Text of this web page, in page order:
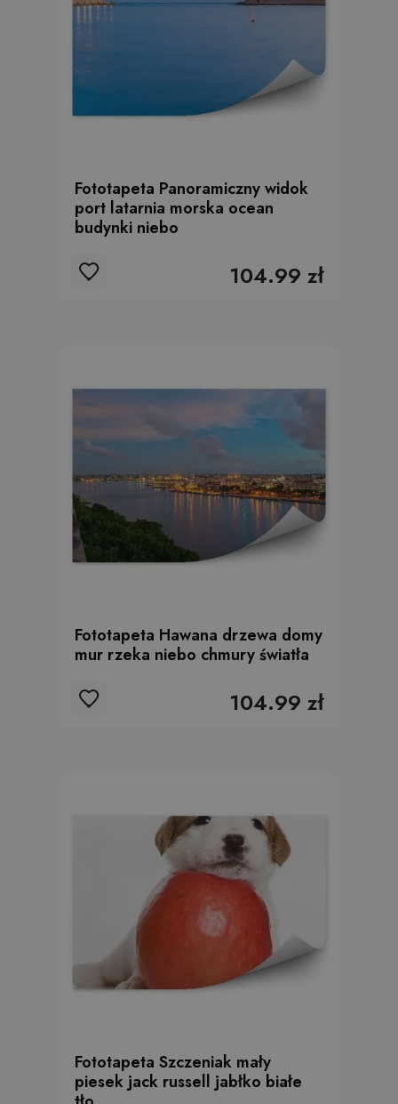
Fototapeta Panoramiczny widok
port latarnia morska ocean
budynki niebo
104.99 zł
Fototapeta Hawana drzewa domy
mur rzeka niebo chmury światła
104.99 zł
Fototapeta Szczeniak mały
piesek jack russell jabłko białe